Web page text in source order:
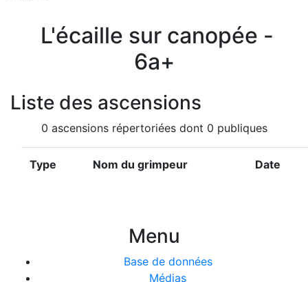
L'écaille sur canopée -
6a+
Liste des ascensions
0 ascensions répertoriées dont 0 publiques
Type Nom du grimpeur Date
Menu
Base de données
Médias